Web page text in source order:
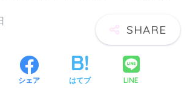
シェア はてブ LINE